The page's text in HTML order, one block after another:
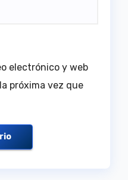
electrónico y web
próxima vez que